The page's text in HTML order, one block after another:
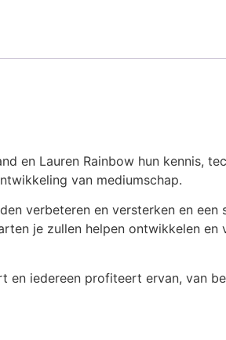
en Lauren Rainbow hun kennis,
van mediumschap.
verbeteren en versterken en
je zullen helpen ontwikkelen en
iedereen profiteert ervan, van